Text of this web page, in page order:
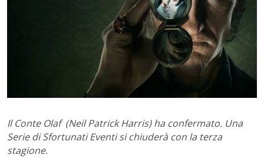
Il Conte Olaf (Neil Patrick Harris) ha confermato. Una
Serie di Sfortunati Eventi si chiuderà con la terza
stagione.